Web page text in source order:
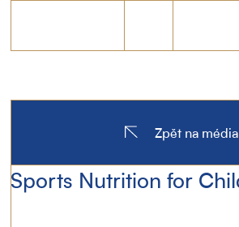
Sports Nutrition for
Zpět na média